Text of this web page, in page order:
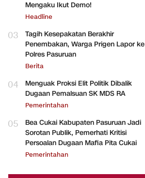
Mengaku Ikut Demo!
Headline
03
Tagih Kesepakatan Berakhir
Penembakan, Warga Prigen Lapor ke
Polres Pasuruan
Berita
04
Menguak Proksi Elit Politik Dibalik
Dugaan Pemalsuan SK MDS RA
Pemerintahan
05
Bea Cukai Kabupaten Pasuruan Jadi
Sorotan Publik, Pemerhati Kritisi
Persoalan Dugaan Mafia Pita Cukai
Pemerintahan